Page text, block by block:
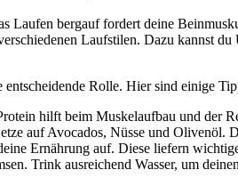
Laufen bergauf fordert deine
Laufstilen. Dazu kannst
Rolle. Hier sind einige
hilft beim Muskelaufbau und der
auf Avocados, Nüsse und Olivenöl.
Ernährung auf. Diese liefern
Trink ausreichend Wasser, um